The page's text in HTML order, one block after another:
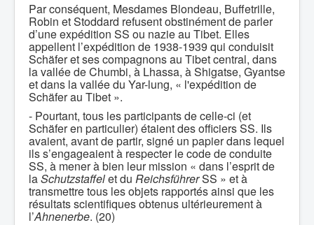
Par conséquent, Mesdames Blondeau, Buffetrille,
Robin et Stoddard refusent obstinément de parler
d’une expédition SS ou nazie au Tibet. Elles
appellent l’expédition de 1938-1939 qui conduisit
Schäfer et ses compagnons au Tibet central, dans
la vallée de Chumbi, à Lhassa, à Shigatse, Gyantse
et dans la vallée du Yar-lung, « l'expédition de
Schäfer au Tibet ».
- Pourtant, tous les participants de celle-ci (et
Schäfer en particulier) étaient des officiers SS. Ils
avaient, avant de partir, signé un papier dans lequel
ils s’engageaient à respecter le code de conduite
SS, à mener à bien leur mission « dans l’esprit de
laSchutzstaffelet du ReichsführerSS » et à
transmettre tous les objets rapportés ainsi que les
résultats scientifiques obtenus ultérieurement à
l’Ahnenerbe. (20)